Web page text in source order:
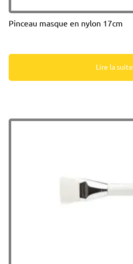
Pinceau masque en nylon 17cm
Lire la suite